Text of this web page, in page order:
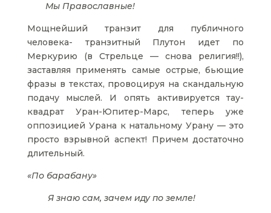
Мы Православные!
Мощнейший транзит для публичного
человека- транзитный Плутон идет по
Меркурию (в Стрельце — снова религия!!),
заставляя применять самые острые, бьющие
фразы в текстах, провоцируя на скандальную
подачу мыслей. И опять активируется тау-
квадрат Уран-Юпитер-Марс, теперь уже
оппозицией Урана к натальному Урану — это
просто взрывной аспект! Причем достаточно
длительный.
«По барабану»
Я знаю сам, зачем иду по земле!